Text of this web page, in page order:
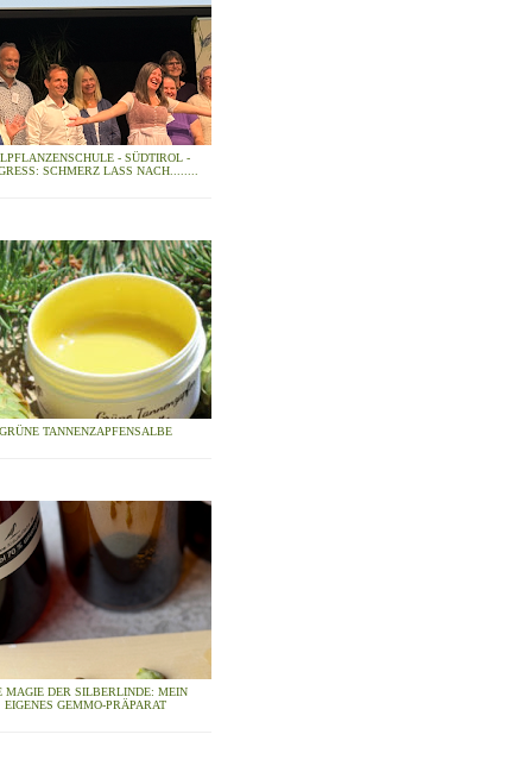
- SÜDTIROL -
SCHMERZ LASS NACH........
GRÜNE TANNENZAPFENSALBE
MAGIE DER SILBERLINDE: MEIN
EIGENES GEMMO-PRÄPARAT